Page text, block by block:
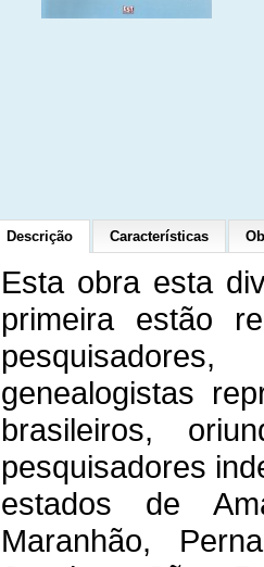
Descrição Características
Esta obra esta
primeira estão
genealogistas
brasileiros,
pesquisadores
estados de
Maranhão,